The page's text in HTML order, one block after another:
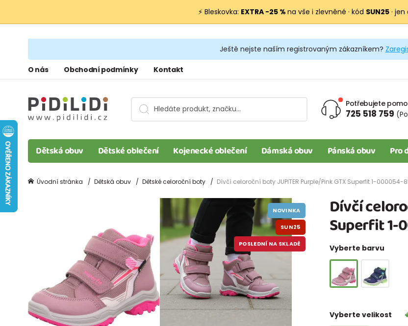
⚡ Bleskovka: EXTRA −25 % na vše i zlevněné · kód SUN25 ·
Ještě nejste naším registrovaným zákazníkem?
O nás Obchodní podmínky Kontakt
Potřebujete
725 518 759
Dětská obuv Dětské oblečení Kojenecké oblečení Dámská obuv Pánská obuv Pro
Úvodní stránka Dětská obuv Dětské celoroční boty Dívčí celoroční boty JUPITER Purple/Pink GTX Superfit 1-000054-
Dívčí
Superfit 1-
Vyberte barvu
Vyberte velikost
NOVINKA
SUN25
POSLEDNÍ NA SKLADĚ